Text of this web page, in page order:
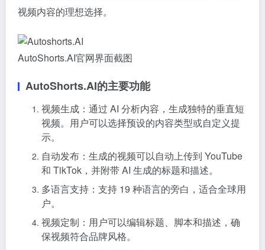
视频内容的理想选择。
AutoShorts.AI官网界面截图
AutoShorts.AI的主要功能
视频生成：通过 AI 分析内容，生成独特的垂直短
视频。用户可以选择预设的内容类型或自定义提
示。
自动发布：生成的视频可以自动上传到 YouTube
和 TikTok，并附带 AI 生成的标题和描述。
多语言支持：支持 19 种语言的旁白，适合全球用
户。
视频定制：用户可以编辑标题、脚本和描述，确
保视频符合品牌风格。